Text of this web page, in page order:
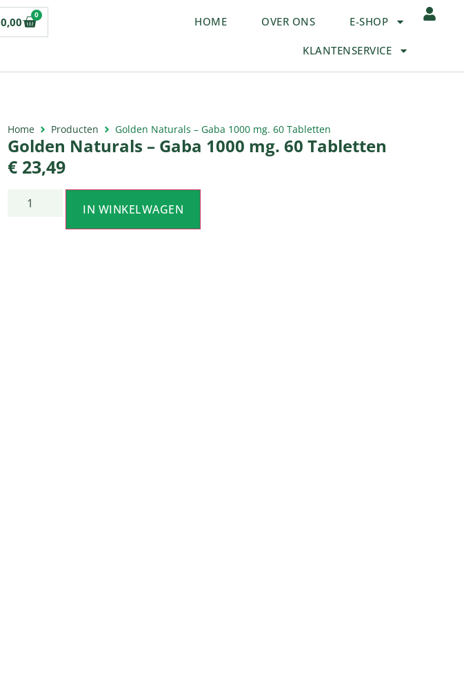
0,00
0 HOME OVER ONS E-SHOP
KLANTENSERVICE
Home Producten Golden Naturals – Gaba 1000 mg. 60 Tabletten
Golden Naturals – Gaba 1000 mg. 60 Tabletten
€ 23,49
IN WINKELWAGEN